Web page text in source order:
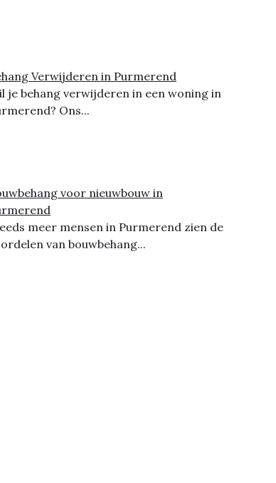
Verwijderen in Purmerend
je behang verwijderen in een woning in
Ons...
voor nieuwbouw in
meer mensen in Purmerend zien de
van bouwbehang...